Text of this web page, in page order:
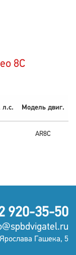
8C
л.с. Модель двиг.
AR8C
920-35-50
Гашека, 5